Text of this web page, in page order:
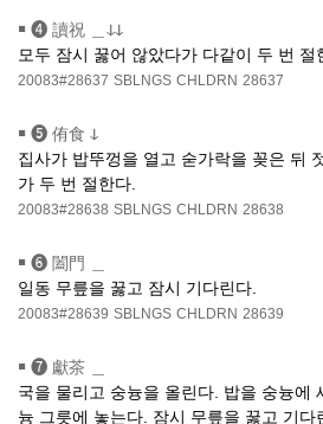
￭ ❹ 讀祝 ＿ↆↆ
모두 잠시 꿇어 않았다가 다같이 두 번 절
20083#28637 SBLNGS CHLDRN 28637
￭ ❺ 侑食 ↆ
집사가 밥뚜껑을 열고 숟가락을 꽂은 뒤
가 두 번 절한다.
20083#28638 SBLNGS CHLDRN 28638
￭ ❻ 闔門 ＿
일동 무릎을 꿇고 잠시 기다린다.
20083#28639 SBLNGS CHLDRN 28639
￭ ❼ 獻茶 ＿
국을 물리고 숭늉을 올린다. 밥을 숭늉에
늉 그릇에 놓는다. 잠시 무릎을 꿇고 기다